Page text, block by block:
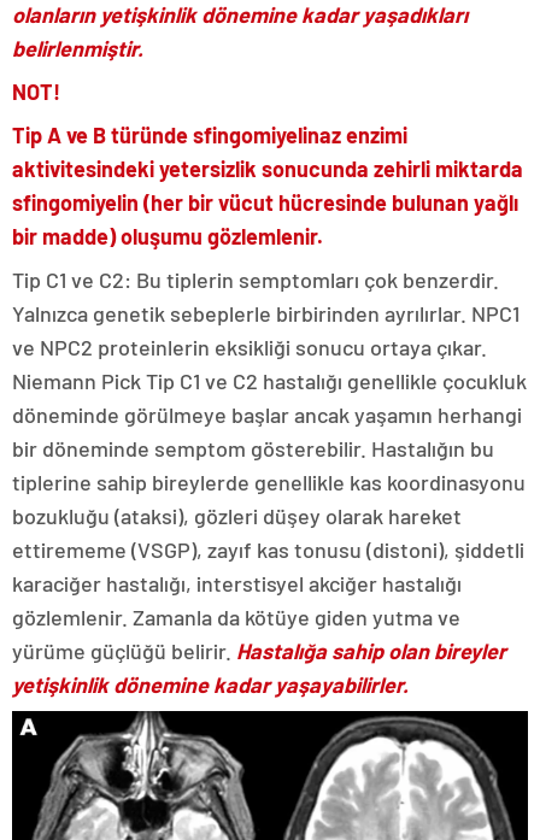
olanların yetişkinlik dönemine kadar yaşadıkları
belirlenmiştir.
NOT!
Tip A ve B türünde sfingomiyelinaz enzimi
aktivitesindeki yetersizlik sonucunda zehirli miktarda
sfingomiyelin (her bir vücut hücresinde bulunan yağlı
bir madde)oluşumu gözlemlenir.
Tip C1 ve C2: Bu tiplerin semptomları çok benzerdir.
Yalnızca genetik sebeplerle birbirinden ayrılırlar. NPC1
ve NPC2 proteinlerin eksikliği sonucu ortaya çıkar.
Niemann Pick Tip C1 ve C2 hastalığı genellikle çocukluk
döneminde görülmeye başlar ancak yaşamın herhangi
bir döneminde semptom gösterebilir. Hastalığın bu
tiplerine sahip bireylerde genellikle kas koordinasyonu
bozukluğu (ataksi), gözleri düşey olarak hareket
ettirememe (VSGP), zayıf kas tonusu (distoni), şiddetli
karaciğer hastalığı, interstisyel akciğer hastalığı
gözlemlenir. Zamanla da kötüye giden yutma ve
yürüme güçlüğü belirir. Hastalığa sahip olan bireyler
yetişkinlik dönemine kadar yaşayabilirler.